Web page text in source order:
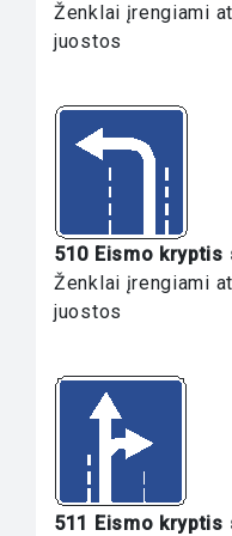
Ženklai įrengiami
juostos
510 Eismo kryptis
Ženklai įrengiami
juostos
511 Eismo